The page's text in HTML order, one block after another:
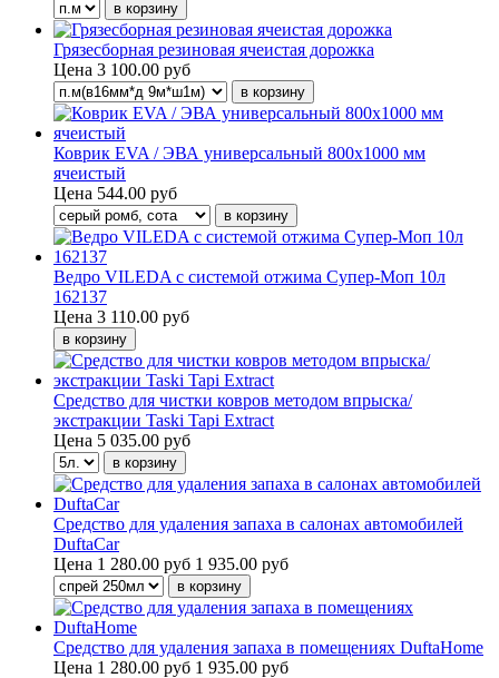
Грязесборная резиновая ячеистая дорожка
Цена 3 100.00 руб
Коврик EVA / ЭВА универсальный 800х1000 мм
ячеистый
Цена 544.00 руб
Ведро VILEDA с системой отжима Супер-Моп 10л
162137
Цена 3 110.00 руб
Средство для чистки ковров методом впрыска/
экстракции Taski Tapi Extract
Цена 5 035.00 руб
Средство для удаления запаха в салонах автомобилей
DuftaCar
Цена 1 280.00 руб 1 935.00 руб
Средство для удаления запаха в помещениях DuftaHome
Цена 1 280.00 руб 1 935.00 руб